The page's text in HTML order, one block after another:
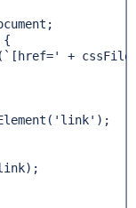
{
+ cssFile